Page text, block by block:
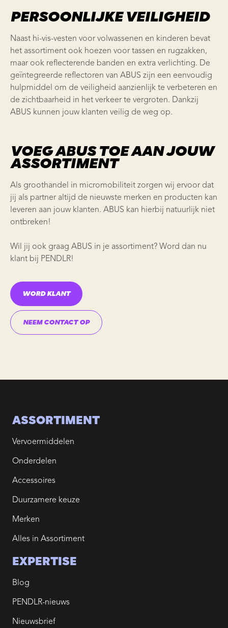
PERSOONLIJKE VEILIGHEID
Naast hi-vis-vesten voor volwassenen en kinderen bevat
het assortiment ook hoezen voor tassen en rugzakken,
maar ook reflecterende banden en extra verlichting. De
geïntegreerde reflectoren van ABUS zijn een eenvoudig
hulpmiddel om de veiligheid aanzienlijk te verbeteren en
de zichtbaarheid in het verkeer te vergroten. Dankzij
ABUS kunnen jouw klanten veilig de weg op.
VOEG ABUS TOE AAN JOUW
ASSORTIMENT
Als groothandel in micromobiliteit zorgen wij ervoor dat
jij als partner altijd de nieuwste merken en producten kan
leveren aan jouw klanten. ABUS kan hierbij natuurlijk niet
ontbreken!
Wil jij ook graag ABUS in je assortiment? Word dan nu
klant bij PENDLR!
WORD KLANT
NEEM CONTACT OP
ASSORTIMENT
Vervoermiddelen
Onderdelen
Accessoires
Duurzamere keuze
Merken
Alles in Assortiment
EXPERTISE
Blog
PENDLR-nieuws
Nieuwsbrief